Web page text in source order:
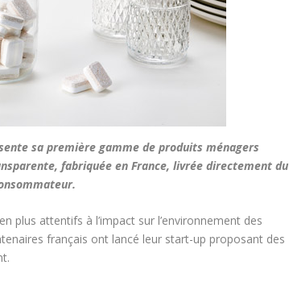
sa première gamme de produits ménagers
fabriquée en France, livrée directement du
plus attentifs à l’impact sur l’environnement des
français ont lancé leur start-up proposant des